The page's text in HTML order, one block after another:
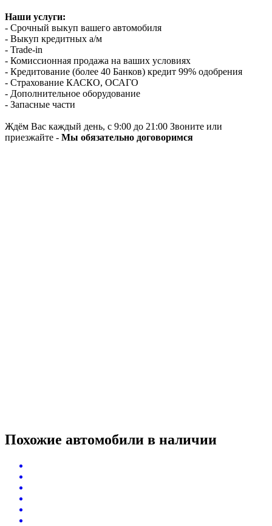
Наши услуги:
- Срочный выкуп вашего автомобиля
- Выкуп кредитных а/м
- Trade-in
- Комиссионная продажа на ваших условиях
- Кредитование (более 40 Банков) кредит 99% одобрения
- Страхование КАСКО, ОСАГО
- Дополнительное оборудование
- Запасные части
Ждём Вас каждый день, с 9:00 до 21:00 Звоните или
приезжайте - Мы обязательно договоримся
Похожие автомобили в наличии